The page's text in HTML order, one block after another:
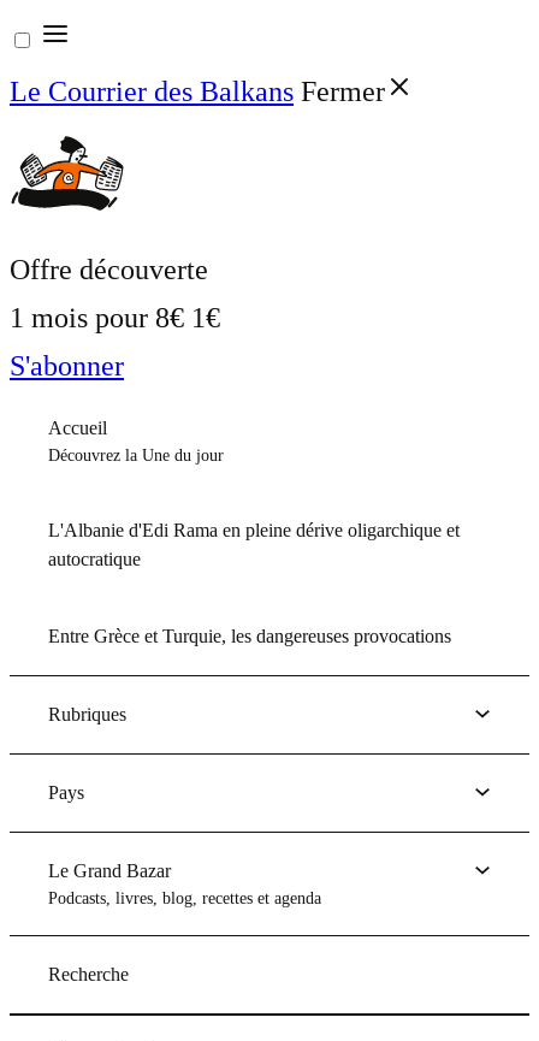
Aller
au
contenu
Le Courrier des Balkans Fermer
Offre découverte
1 mois pour 8€ 1€
S'abonner
Accueil
Découvrez la Une du jour
L'Albanie d'Edi Rama en pleine dérive oligarchique et
autocratique
Entre Grèce et Turquie, les dangereuses provocations
Rubriques
Pays
Le Grand Bazar
Podcasts, livres, blog, recettes et agenda
Recherche